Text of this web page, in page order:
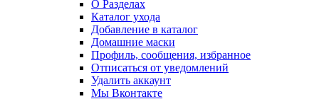
О Разделах
Каталог ухода
Добавление в каталог
Домашние маски
Профиль, сообщения, избранное
Отписаться от уведомлений
Удалить аккаунт
Мы Вконтакте